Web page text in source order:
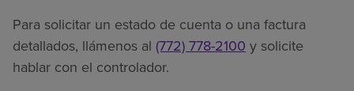
Para solicitar un estado de cuenta o una factura
detallados, llámenos al (772) 778-2100 y solicite
hablar con el controlador.